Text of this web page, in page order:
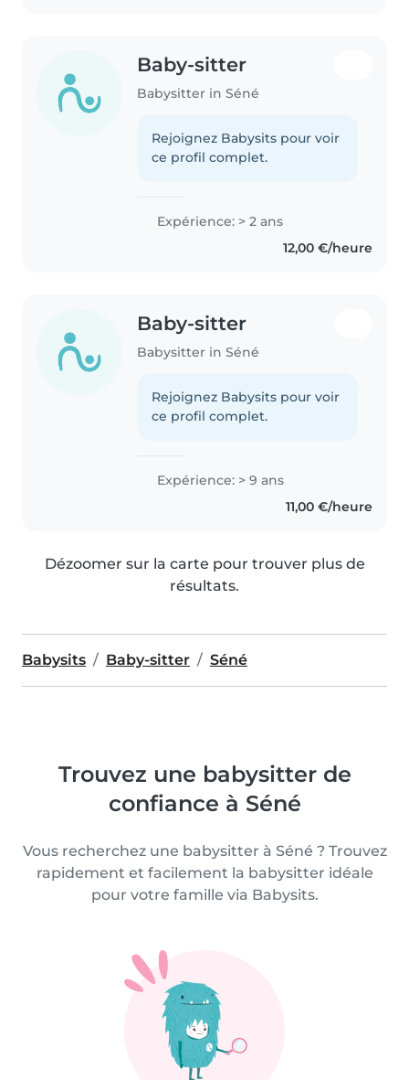
Baby-sitter
Babysitter in Séné
Rejoignez Babysits pour voir
ce profil complet.
Expérience: > 2 ans
12,00 €/heure
Baby-sitter
Babysitter in Séné
Rejoignez Babysits pour voir
ce profil complet.
Expérience: > 9 ans
11,00 €/heure
Dézoomer sur la carte pour trouver plus de
résultats.
Babysits Baby-sitter Séné
Trouvez une babysitter de
confiance à Séné
Vous recherchez une babysitter à Séné ? Trouvez
rapidement et facilement la babysitter idéale
pour votre famille via Babysits.